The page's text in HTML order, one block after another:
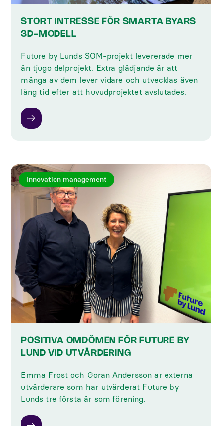
STORT INTRESSE FÖR SMARTA BYARS
3D-MODELL
Future by Lunds SOM-projekt levererade mer
än tjugo delprojekt. Extra glädjande är att
många av dem lever vidare och utvecklas även
lång tid efter att huvudprojektet avslutades.
Innovation management
POSITIVA OMDÖMEN FÖR FUTURE BY
LUND VID UTVÄRDERING
Emma Frost och Göran Andersson är externa
utvärderare som har utvärderat Future by
Lunds tre första år som förening.